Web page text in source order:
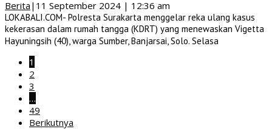
Berita | 11 September 2024 | 12:36 am
LOKABALI.COM- Polresta Surakarta menggelar reka ulang kasus
kekerasan dalam rumah tangga (KDRT) yang menewaskan Vigetta
Hayuningsih (40), warga Sumber, Banjarsai, Solo. Selasa
1
2
3
…
49
Berikutnya